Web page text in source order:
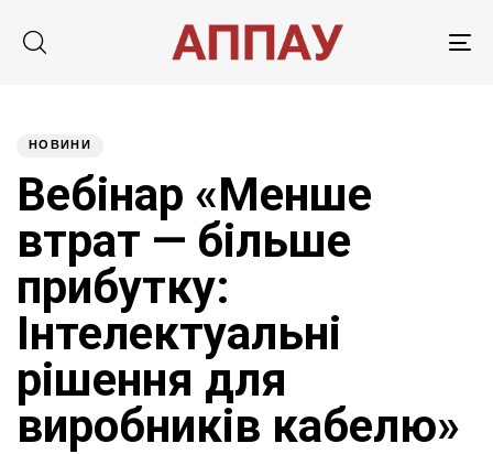
НОВИНИ
Вебінар «Менше
втрат — більше
прибутку:​
Інтелектуальні
рішення для
виробників кабелю»